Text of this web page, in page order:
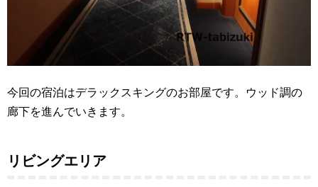
今回の宿泊はデラックスキングのお部屋です。ウッド調の
廊下を進んでいきます。
リビングエリア